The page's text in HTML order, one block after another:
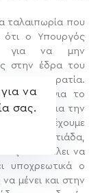
ταλαιπωρία που
ότι ο Υπουργός
για να μην
στην έδρα του
γραφειοκρατία.
για το
σας πω για την
έχουμε
Ορεστιάδα,
που θέλει να
υποχρεωτικά ο
μένει και στην
να
σας.